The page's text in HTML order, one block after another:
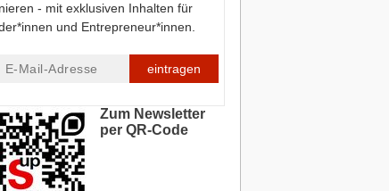
- mit exklusiven Inhalten für
und Entrepreneur*innen.
eintragen
Zum Newsletter
per QR-Code